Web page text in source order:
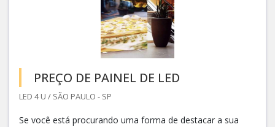
PREÇO DE PAINEL DE LED
LED 4 U / SÃO PAULO - SP
Se você está procurando uma forma de destacar a sua